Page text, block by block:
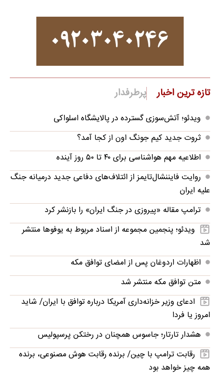
تازه ترین اخبار پرطرفدار
ویدئو؛ آتش‌سوزی گسترده در پالایشگاه اسلواکی
ثروت جدید کیم جونگ اون از کجا آمد؟
اطلاعیه مهم هواشناسی برای ۴۰ تا ۵۰ روز آینده
روایت فایننشال‌تایمز از ائتلاف‌های دفاعی جدید درمیانه جنگ
علیه ایران
ترامپ مقاله «پیروزی در جنگ ایران» را بازنشر کرد
ویدئو؛ پنجمین مجموعه از اسناد مربوط به یوفوها منتشر
شد
اظهارات اردوغان پس از امضای توافق مکه
متن توافق مکه منتشر شد
ادعای وزیر خزانه‌داری آمریکا درباره توافق با ایران/ شاید
امروز یا فردا
هشدار تارتار؛ جاسوس همچنان در رختکن پرسپولیس
رقابت ترامپ با چین/ برنده رقابت هوش مصنوعی، برنده
همه چیز خواهد بود